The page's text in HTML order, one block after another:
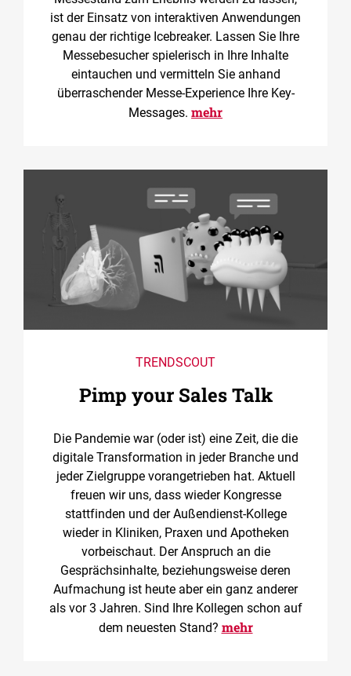
ist der Einsatz von interaktiven Anwendungen
genau der richtige Icebreaker. Lassen Sie Ihre
Messebesucher spielerisch in Ihre Inhalte
eintauchen und vermitteln Sie anhand
überraschender Messe-Experience Ihre Key-
Messages. mehr
TRENDSCOUT
Pimp your Sales Talk
Die Pandemie war (oder ist) eine Zeit, die die
digitale Transformation in jeder Branche und
jeder Zielgruppe vorangetrieben hat. Aktuell
freuen wir uns, dass wieder Kongresse
stattfinden und der Außendienst-Kollege
wieder in Kliniken, Praxen und Apotheken
vorbeischaut. Der Anspruch an die
Gesprächsinhalte, beziehungsweise deren
Aufmachung ist heute aber ein ganz anderer
als vor 3 Jahren. Sind Ihre Kollegen schon auf
dem neuesten Stand? mehr